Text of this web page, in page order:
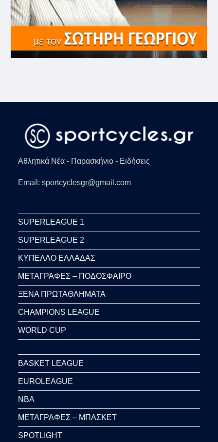
Αθλητικά Νέα - Παρασκήνιο - Ειδήσεις
Email: sportcyclesgr@gmail.com
SUPERLEAGUE 1
SUPERLEAGUE 2
ΚΥΠΕΛΛΟ ΕΛΛΑΔΑΣ
ΜΕΤΑΓΡΑΦΕΣ – ΠΟΔΟΣΦΑΙΡΟ
ΞΕΝΑ ΠΡΩΤΑΘΛΗΜΑΤΑ
CHAMPIONS LEAGUE
WORLD CUP
BASKET LEAGUE
EUROLEAGUE
NBA
ΜΕΤΑΓΡΑΦΕΣ – ΜΠΑΣΚΕΤ
SPOTLIGHT